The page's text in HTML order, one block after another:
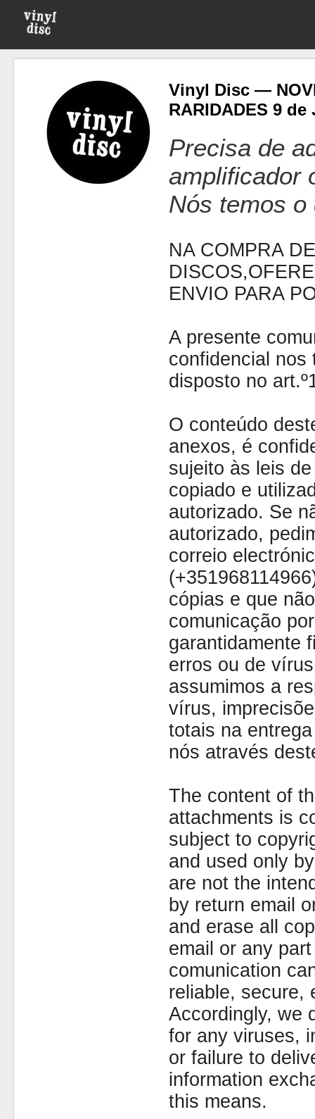
Vinyl Disc —
RARIDADES 9 de
Precisa de
amplificador
Nós temos o
NA COMPRA
ENVIO PARA
A presente
confidencial nos
disposto no
O conteúdo
anexos, é
sujeito às leis
copiado e
autorizado. Se
autorizado,
correio
cópias e que
comunicação
garantidamente
erros ou de
assumimos a
vírus,
totais na
nós através
The content of
attachments is
subject to
and used only
are not the
by return email
and erase all
email or any
comunication
reliable, secure,
Accordingly, we
for any viruses,
or failure to
information
this means.